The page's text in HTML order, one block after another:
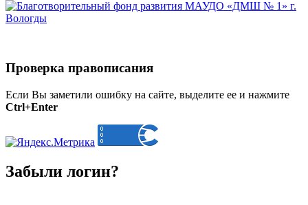
Проверка правописания
Если Вы заметили ошибку на сайте, выделите ее и нажмите
Ctrl+Enter
Забыли логин?